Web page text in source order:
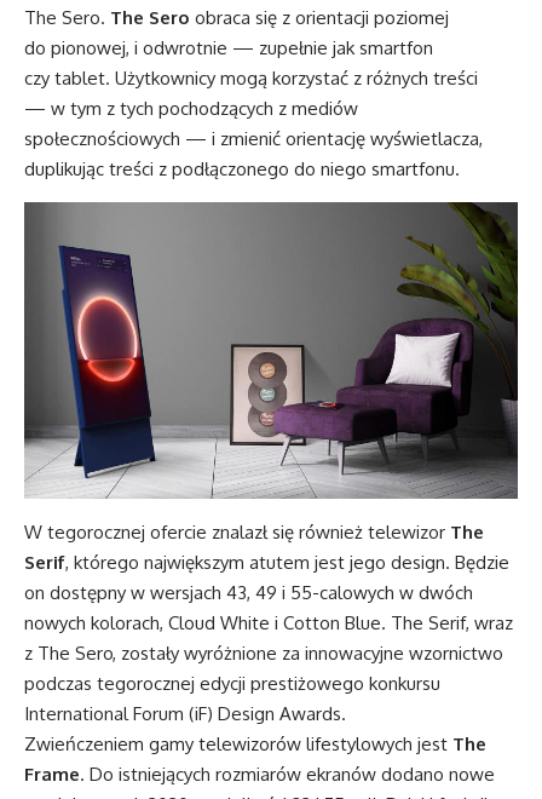
The Sero. The Sero obraca się z orientacji poziomej
do pionowej, i odwrotnie — zupełnie jak smartfon
czy tablet. Użytkownicy mogą korzystać z różnych treści
— w tym z tych pochodzących z mediów
społecznościowych — i zmienić orientację wyświetlacza,
duplikując treści z podłączonego do niego smartfonu.
W tegorocznej ofercie znalazł się również telewizor The
Serif, którego największym atutem jest jego design. Będzie
on dostępny w wersjach 43, 49 i 55-calowych w dwóch
nowych kolorach, Cloud White i Cotton Blue. The Serif, wraz
z The Sero, zostały wyróżnione za innowacyjne wzornictwo
podczas tegorocznej edycji prestiżowego konkursu
International Forum (iF) Design Awards.
Zwieńczeniem gamy telewizorów lifestylowych jest The
Frame. Do istniejących rozmiarów ekranów dodano nowe